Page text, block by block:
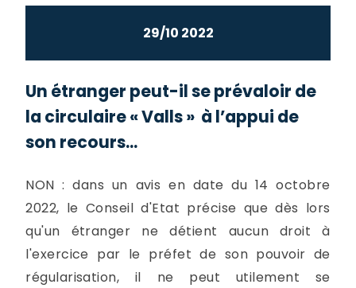
29/10 2022
Un étranger peut-il se prévaloir de
la circulaire « Valls » à l’appui de
son recours...
NON : dans un avis en date du 14 octobre
2022, le Conseil d'Etat précise que dès lors
qu'un étranger ne détient aucun droit à
l'exercice par le préfet de son pouvoir de
régularisation, il ne peut utilement se